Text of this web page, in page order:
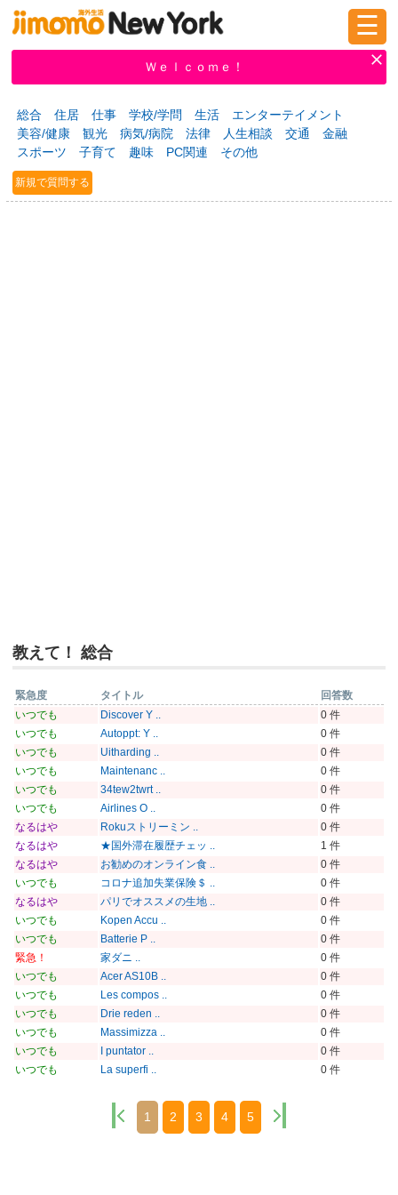
新規登録
掲示板 タウン情報 教えて！
☰
Ｗｅｌｃｏｍｅ！
総合 住居 仕事 学校/学問 生活
エンターテイメント
美容/健康
観光 病気/病院 法律 人生相談 交通
金融
スポーツ
子育て 趣味 PC関連 その他
新規で質問する
教えて！ 総合
緊急度 タイトル
回答数
いつでも
Discover Y ..
0 件
いつでも
Autoppt: Y ..
0 件
いつでも
Uitharding ..
0 件
いつでも
Maintenanc ..
0 件
いつでも
34tew2twrt ..
0 件
いつでも
Airlines O ..
0 件
なるはや
Rokuストリーミン ..
0 件
なるはや
★国外滞在履歴チェッ ..
1 件
なるはや
お勧めのオンライン食 ..
0 件
いつでも
コロナ追加失業保険＄ ..
0 件
なるはや
パリでオススメの生地 ..
0 件
いつでも
Kopen Accu ..
0 件
いつでも
Batterie P ..
0 件
緊急！
家ダニ ..
0 件
いつでも
Acer AS10B ..
0 件
いつでも
Les compos ..
0 件
いつでも
Drie reden ..
0 件
いつでも
Massimizza ..
0 件
いつでも
I puntator ..
0 件
いつでも
La superfi .. 0 件
1 2 3 4 5